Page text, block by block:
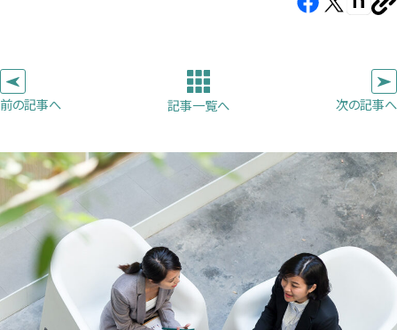
き
ま
す）
き
ま
す）
で
き
ま
す）
ー
前の記事へ 記事一覧へ 次の記事へ